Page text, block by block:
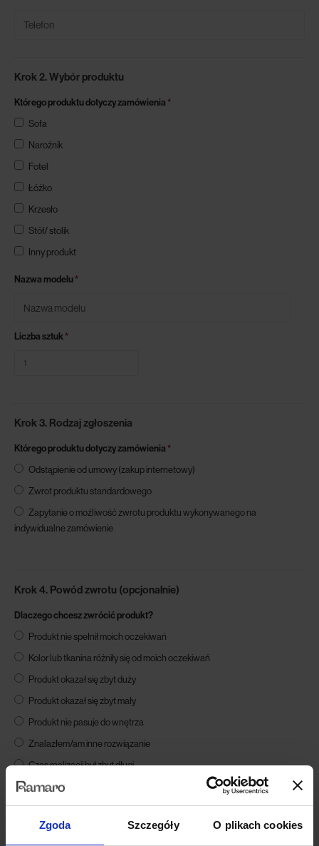
Zgoda Szczegóły O plikach cookies
Krok 2. Wybór produktu
Którego produktu dotyczy zamówienia *
Sofa
Narożnik
Fotel
Łóżko
Krzesło
Stół/ stolik
Inny produkt
Nazwa modelu *
Liczba sztuk *
Krok 3. Rodzaj zgłoszenia
Którego produktu dotyczy zamówienia *
Odstąpienie od umowy (zakup internetowy)
Zwrot produktu standardowego
Zapytanie o możliwość zwrotu produktu wykonywanego na
indywidualne zamówienie
Krok 4. Powód zwrotu (opcjonalnie)
Dlaczego chcesz zwrócić produkt?
Produkt nie spełnił moich oczekiwań
Kolor lub tkanina różniły się od moich oczekiwań
Produkt okazał się zbyt duży
Produkt okazał się zbyt mały
Produkt nie pasuje do wnętrza
Znalazłem/am inne rozwiązanie
Czas realizacji był zbyt długi
Inny powód